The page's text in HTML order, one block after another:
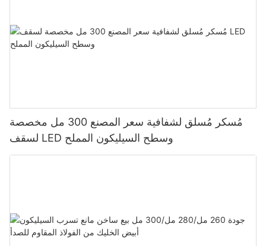
مُسكر مُسلق لشفافية سعر المصنع 300 مل مخصصة
لسقف LED وسطح السيليكون المملح